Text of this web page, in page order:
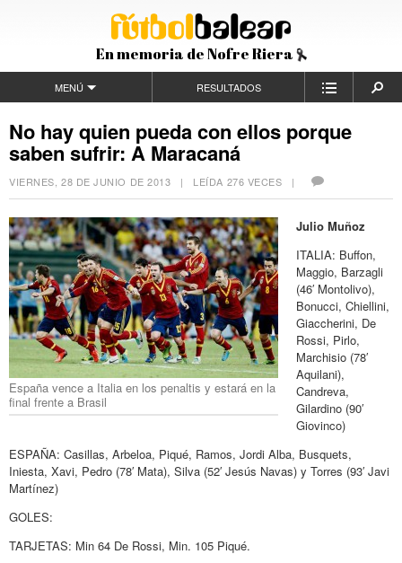
En memoria de Nofre Riera
MENÚ RESULTADOS
No hay quien pueda con ellos porque
saben sufrir: A Maracaná
VIERNES, 28 DE JUNIO DE 2013 | LEÍDA 276 VECES |
España vence a Italia en los penaltis y estará en la
final frente a Brasil
Julio Muñoz
ITALIA: Buffon,
Maggio, Barzagli
(46′ Montolivo),
Bonucci, Chiellini,
Giaccherini, De
Rossi, Pirlo,
Marchisio (78′
Aquilani),
Candreva,
Gilardino (90′
Giovinco)
ESPAÑA: Casillas, Arbeloa, Piqué, Ramos, Jordi Alba, Busquets,
Iniesta, Xavi, Pedro (78′ Mata), Silva (52′ Jesús Navas) y Torres (93′ Javi
Martínez)
GOLES:
TARJETAS: Min 64 De Rossi, Min. 105 Piqué.